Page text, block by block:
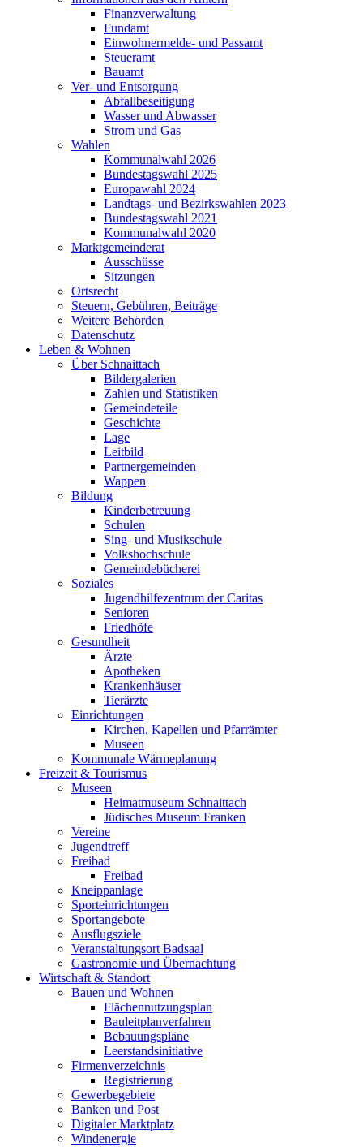
Finanzverwaltung
Fundamt
Einwohnermelde- und Passamt
Steueramt
Bauamt
Ver- und Entsorgung
Abfallbeseitigung
Wasser und Abwasser
Strom und Gas
Wahlen
Kommunalwahl 2026
Bundestagswahl 2025
Europawahl 2024
Landtags- und Bezirkswahlen 2023
Bundestagswahl 2021
Kommunalwahl 2020
Marktgemeinderat
Ausschüsse
Sitzungen
Ortsrecht
Steuern, Gebühren, Beiträge
Weitere Behörden
Datenschutz
Leben & Wohnen
Über Schnaittach
Bildergalerien
Zahlen und Statistiken
Gemeindeteile
Geschichte
Lage
Leitbild
Partnergemeinden
Wappen
Bildung
Kinderbetreuung
Schulen
Sing- und Musikschule
Volkshochschule
Gemeindebücherei
Soziales
Jugendhilfezentrum der Caritas
Senioren
Friedhöfe
Gesundheit
Ärzte
Apotheken
Krankenhäuser
Tierärzte
Einrichtungen
Kirchen, Kapellen und Pfarrämter
Museen
Kommunale Wärmeplanung
Freizeit & Tourismus
Museen
Heimatmuseum Schnaittach
Jüdisches Museum Franken
Vereine
Jugendtreff
Freibad
Freibad
Kneippanlage
Sporteinrichtungen
Sportangebote
Ausflugsziele
Veranstaltungsort Badsaal
Gastronomie und Übernachtung
Wirtschaft & Standort
Bauen und Wohnen
Flächennutzungsplan
Bauleitplanverfahren
Bebauungspläne
Leerstandsinitiative
Firmenverzeichnis
Registrierung
Gewerbegebiete
Banken und Post
Digitaler Marktplatz
Windenergie